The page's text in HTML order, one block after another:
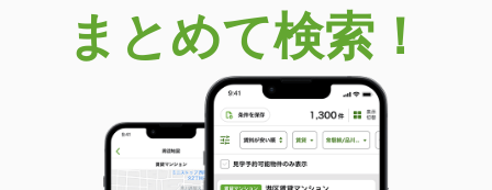
まとめて検索！